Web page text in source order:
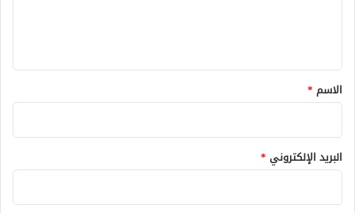
*
الاسم *
البريد الإلكتروني *